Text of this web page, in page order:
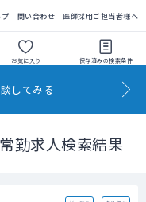
プ 問い合わせ 医師採用ご担当者様へ
お気に入り 保存済みの検索条件
してみる
勤求人検索結果